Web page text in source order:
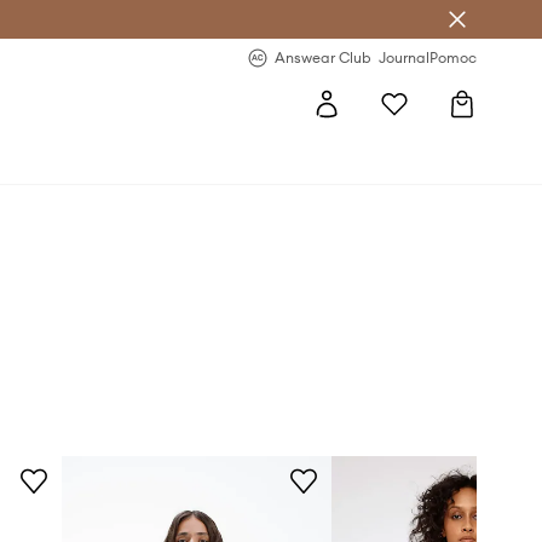
Answear Club JournalPomoc